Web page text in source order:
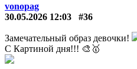
vonopag
30.05.2026 12:03
#36
Замечательный образ девочки!
С Картиной дня!!! 🎨🥇